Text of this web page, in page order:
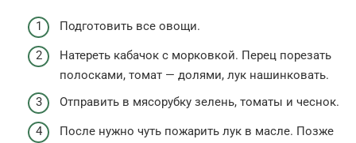
Подготовить все овощи.
Натереть кабачок с морковкой. Перец порезать
полосками, томат — долями, лук нашинковать.
Отправить в мясорубку зелень, томаты и чеснок.
После нужно чуть пожарить лук в масле. Позже